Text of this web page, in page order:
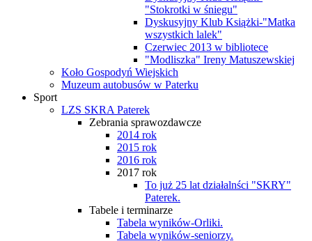
"Stokrotki w śniegu"
Dyskusyjny Klub Książki-"Matka
wszystkich lalek"
Czerwiec 2013 w bibliotece
"Modliszka" Ireny Matuszewskiej
Koło Gospodyń Wiejskich
Muzeum autobusów w Paterku
Sport
LZS SKRA Paterek
Zebrania sprawozdawcze
2014 rok
2015 rok
2016 rok
2017 rok
To już 25 lat działalnści "SKRY"
Paterek.
Tabele i terminarze
Tabela wyników-Orliki.
Tabela wyników-seniorzy.